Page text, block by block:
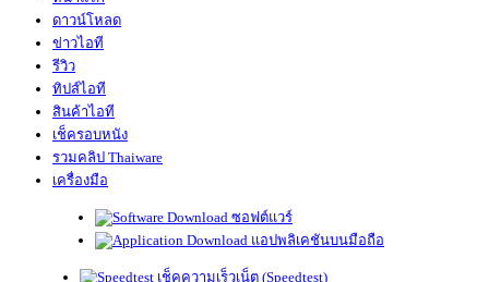
ดาวน์โหลด
ข่าวไอที
รีวิว
ทิปส์ไอที
สินค้าไอที
เช็ครอบหนัง
รวมคลิป Thaiware
เครื่องมือ
ซอฟต์แวร์
แอปพลิเคชันบนมือถือ
เช็คความเร็วเน็ต (Speedtest)